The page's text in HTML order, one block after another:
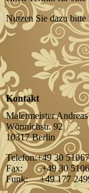
Nutzen Sie dazu
Kontakt
Malermeister
Wönnichstr. 92
10317 Berlin
Telefon:+49 30
Fax: +49 30
Funk: +49 177